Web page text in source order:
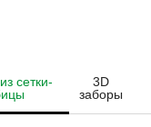
сетки-
3D
заборы